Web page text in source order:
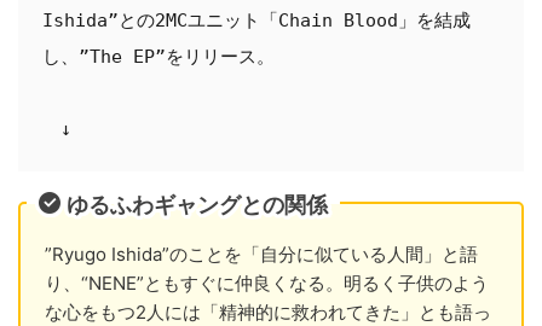
Ishida”との2MCユニット「Chain Blood」を結成
し、”The EP”をリリース。
↓
ゆるふわギャングとの関係
”Ryugo Ishida”のことを「自分に似ている人間」と語
り、“NENE”ともすぐに仲良くなる。明るく子供のよう
な心をもつ2人には「精神的に救われてきた」とも語っ